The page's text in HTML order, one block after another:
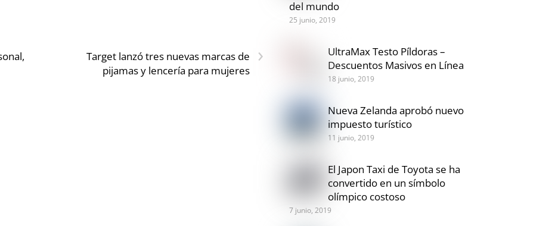
›
Target lanzó tres nuevas marcas de
pijamas y lencería para mujeres
del mundo
25 junio, 2019
UltraMax Testo Píldoras –
Descuentos Masivos en Línea
18 junio, 2019
Nueva Zelanda aprobó nuevo
impuesto turístico
11 junio, 2019
El Japon Taxi de Toyota se ha
convertido en un símbolo
olímpico costoso
7 junio, 2019